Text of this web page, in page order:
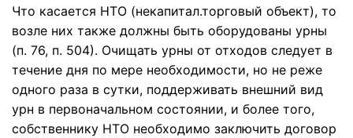
Что касается НТО (некапитал.торговый объект), то
возле них также должны быть оборудованы урны
(п. 76, п. 504). Очищать урны от отходов следует в
течение дня по мере необходимости, но не реже
одного раза в сутки, поддерживать внешний вид
урн в первоначальном состоянии, и более того,
собственнику НТО необходимо заключить договор